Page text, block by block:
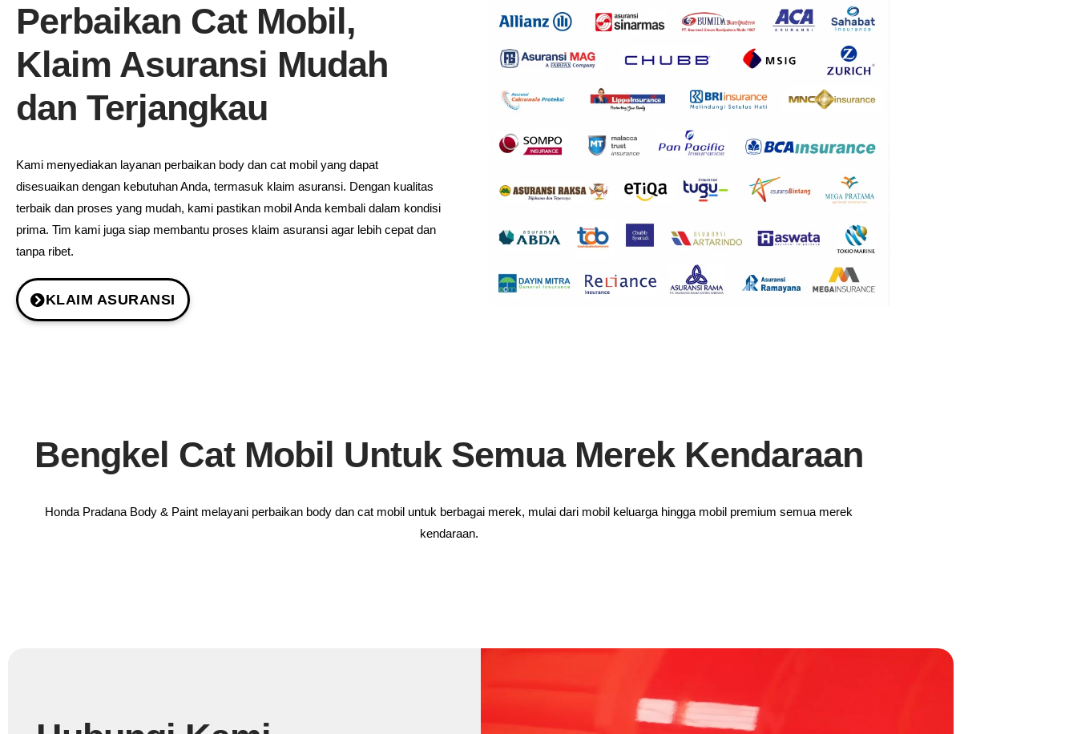
Perbaikan Cat Mobil,
Klaim Asuransi Mudah
dan Terjangkau
Kami menyediakan layanan perbaikan body dan cat mobil yang dapat
disesuaikan dengan kebutuhan Anda, termasuk klaim asuransi. Dengan kualitas
terbaik dan proses yang mudah, kami pastikan mobil Anda kembali dalam kondisi
prima. Tim kami juga siap membantu proses klaim asuransi agar lebih cepat dan
tanpa ribet.
KLAIM ASURANSI
Bengkel Cat Mobil Untuk Semua Merek Kendaraan
Honda Pradana Body & Paint melayani perbaikan body dan cat mobil untuk berbagai merek, mulai dari mobil keluarga hingga mobil premium semua merek
kendaraan.